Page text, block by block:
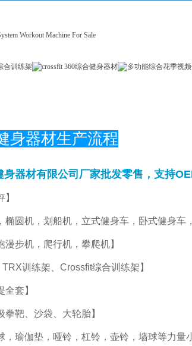
材有限公司厂家批发零售，支持
机，划船机，立式健身车，卧式健身车，
步机，爬行机，攀爬机】
训练架、Crossfit综合训练架】
套】
靶、沙袋、大轮胎】
伽垫，哑铃，杠铃，壶铃，墙球等力量小